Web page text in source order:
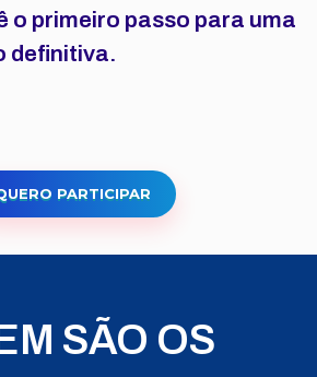
o primeiro passo para uma
definitiva.
PARTICIPAR
SÃO OS